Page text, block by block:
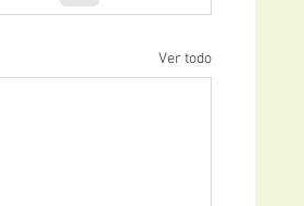
Ver todo